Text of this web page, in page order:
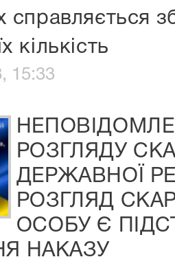
справляється
кількість
15:33
РОЗГЛЯДУ
ДЕРЖАВНОЇ
РОЗГЛЯД
ОСОБУ Є
НАКАЗУ